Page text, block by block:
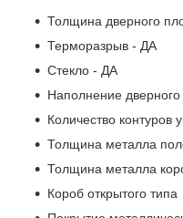
Толщина дверного
Терморазрыв - ДА
Стекло - ДА
Наполнение
Количество контуров
Толщина металла
Толщина металла
Короб открытого типа